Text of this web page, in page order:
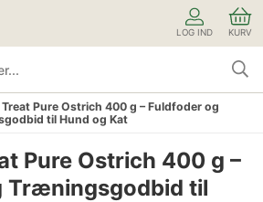
LOG IND KURV
Treat Pure Ostrich 400 g – Fuldfoder og
til Hund og Kat
Pure Ostrich 400 g –
Træningsgodbid til